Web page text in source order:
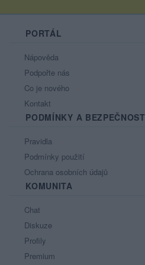
PORTÁL
Nápověda
Podpořte nás
Co je nového
Kontakt
PODMÍNKY A BEZPEČNOST
Pravidla
Podmínky použití
Ochrana osobních údajů
KOMUNITA
Chat
Diskuze
Profily
Premium